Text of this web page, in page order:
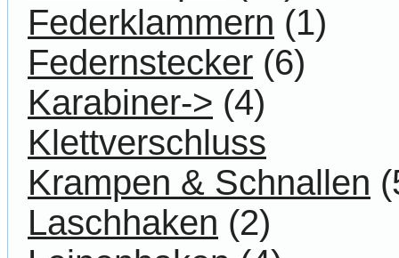
Federklammern (1)
Federnstecker (6)
Karabiner-> (4)
Klettverschluss
Krampen & Schnallen
Laschhaken (2)